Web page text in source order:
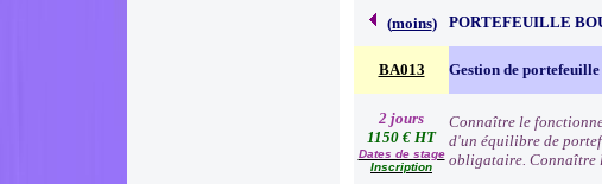
(moins) PORTEFEUILLE
BA013 Gestion de
2 jours
1150 € HT
Dates de stage
Inscription
Connaître le
d'un équilibre de
obligataire. Connaître